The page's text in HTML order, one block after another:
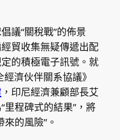
議“關稅戰”的佈景
貿收集無疑傳遞出配
的積極電子訊號。就
濟伙伴關系協議》
，印尼經濟兼顧部長艾
里程碑式的結果”，將
的風險”。